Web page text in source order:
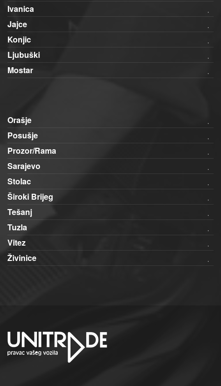
Ivanica
Jajce
Konjic
Ljubuški
Mostar
Orašje
Posušje
Prozor/Rama
Sarajevo
Stolac
Široki Brijeg
Tešanj
Tuzla
Vitez
Živinice